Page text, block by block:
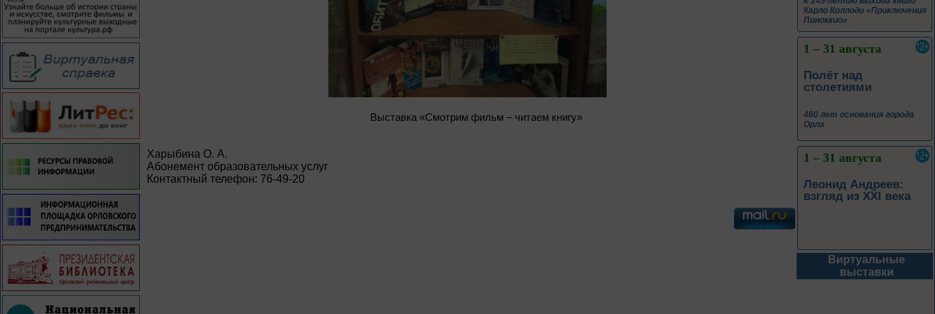
Выставка «Смотрим фильм – читаем книгу»
Харыбина О. А.
Абонемент образовательных услуг
Контактный телефон: 76-49-20
460 лет основания города
Орла
1 – 31 августа
Леонид Андреев:
взгляд из XXI века
1 – 31 августа
Новые книги – новые
знания
1 – 31 августа
Виртуальные
выставки